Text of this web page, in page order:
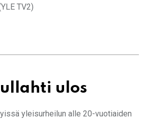
TV2)
ulos
yleisurheilun alle 20-vuotiaiden